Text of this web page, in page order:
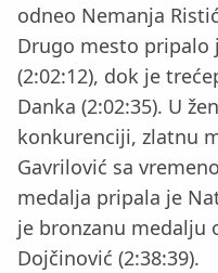
odneo Nemanja
Drugo mesto
(2:02:12), dok je
Danka (2:02:35). U
konkurenciji, zlatnu
Gavrilović sa
medalja pripala je
je bronzanu medalju
Dojčinović (2:38:39).